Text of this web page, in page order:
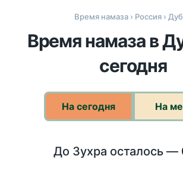
Время намаза › Россия ›
Время намаза в
сегодня
На сегодня На
До Зухра осталось —